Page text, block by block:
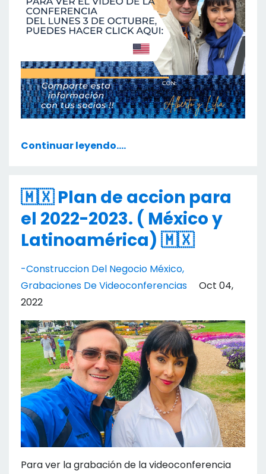
Continuar leyendo....
🇲🇽 Plan de accion para
el 2022-2023. ( México y
Latinoamérica) 🇲🇽
-construccion Del Negocio México
Grabaciones De Videoconferencias
Oct 04,
2022
Para ver la grabación de la videoconferencia